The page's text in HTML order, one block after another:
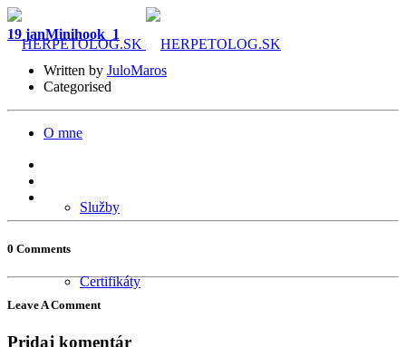
O mne
Služby
Certifikáty
19 janMinihook_1
Written by JuloMaros
Categorised
0 Comments
Leave A Comment
Pridaj komentár